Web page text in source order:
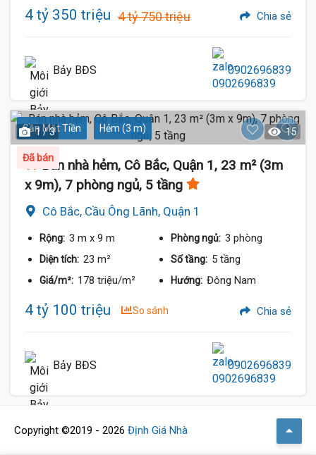
4 tỷ 350 triệu 4 tỷ 750 triệu Chia sẻ
Bảy BĐS 0902696839
Gần Mặt Tiền Hẻm (3 m)
Đã bán
1 / 3 15
Bán nhà hẻm, Cô Bắc, Quận 1, 23 m² (3m
x 9m), 7 phòng ngủ, 5 tầng
Cô Bắc, Cầu Ông Lãnh, Quận 1
Rộng: 3 m x 9 m Phòng ngủ: 3 phòng
Diện tích: 23 m² Số tầng: 5 tầng
Giá/m²: 178 triệu/m² Hướng: Đông Nam
4 tỷ 100 triệu So sánh Chia sẻ
Bảy BĐS 0902696839
Copyright ©2019 - 2026 Định Giá Nhà